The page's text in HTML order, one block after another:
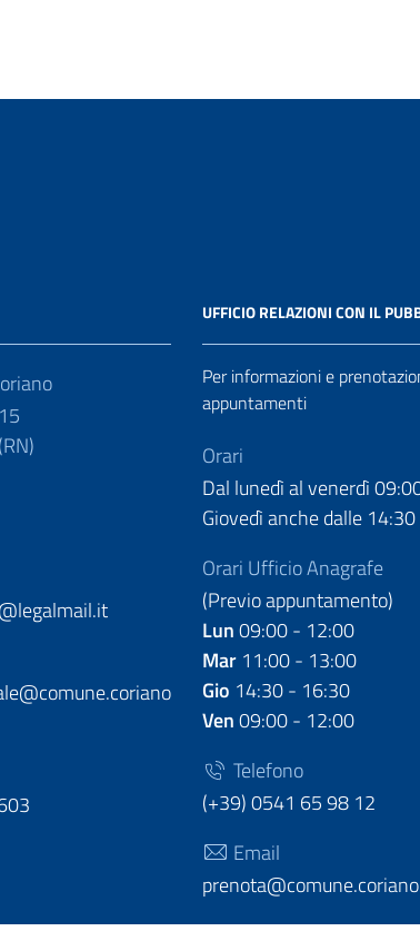
UFFICIO RELAZIONI CON IL
Per informazioni e
appuntamenti
Orari
Dal lunedì al venerdì
Giovedì anche dalle
Orari Ufficio Anagrafe
(Previo appuntamento)
Lun09:00 - 12:00
Mar 11:00 - 13:00
Gio 14:30 - 16:30
Ven09:00 - 12:00
Telefono
(+39) 0541 65 98 12
Email